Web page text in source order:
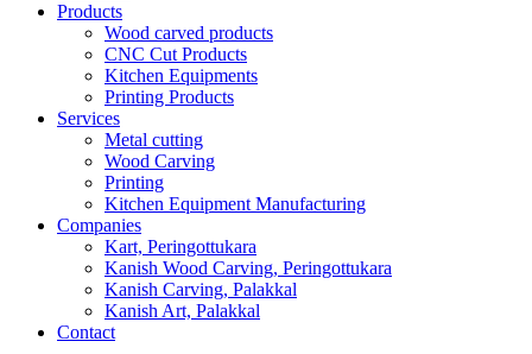
Products
Wood carved products
CNC Cut Products
Kitchen Equipments
Printing Products
Services
Metal cutting
Wood Carving
Printing
Kitchen Equipment Manufacturing
Companies
Kart, Peringottukara
Kanish Wood Carving, Peringottukara
Kanish Carving, Palakkal
Kanish Art, Palakkal
Contact